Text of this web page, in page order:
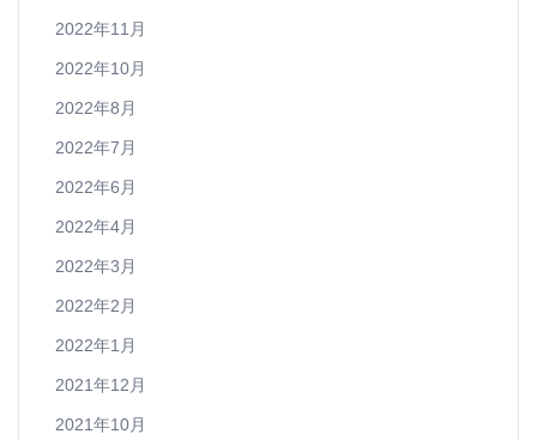
2022年11月
2022年10月
2022年8月
2022年7月
2022年6月
2022年4月
2022年3月
2022年2月
2022年1月
2021年12月
2021年10月